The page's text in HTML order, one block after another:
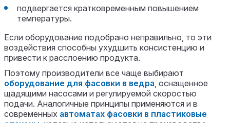
подвергается кратковременным повышением
температуры.
Если оборудование подобрано неправильно, то эти
воздействия способны ухудшить консистенцию и
привести к расслоению продукта.
Поэтому производители все чаще выбирают
оборудование для фасовки в ведра, оснащенное
щадящими насосами и регулируемой скоростью
подачи. Аналогичные принципы применяются и в
современных автоматах фасовки в пластиковые